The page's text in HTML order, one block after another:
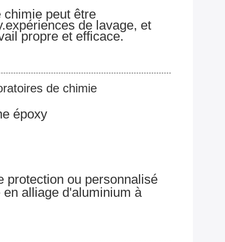
chimie peut être
de lavage, et
propre et efficace.
de chimie
époxy
protection ou personnalisé
alliage d'aluminium à